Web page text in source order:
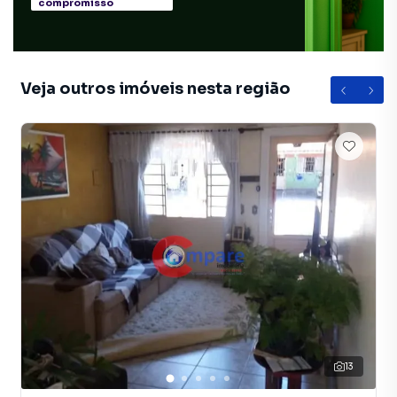
compromisso
Veja outros imóveis nesta região
13